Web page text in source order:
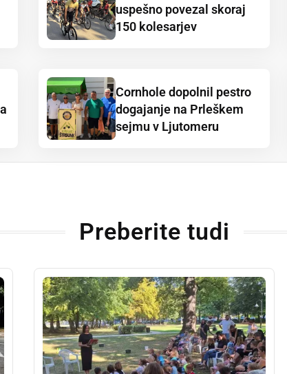
uspešno povezal skoraj
150 kolesarjev
Cornhole dopolnil pestro
dogajanje na Prleškem
sejmu v Ljutomeru
Preberite tudi